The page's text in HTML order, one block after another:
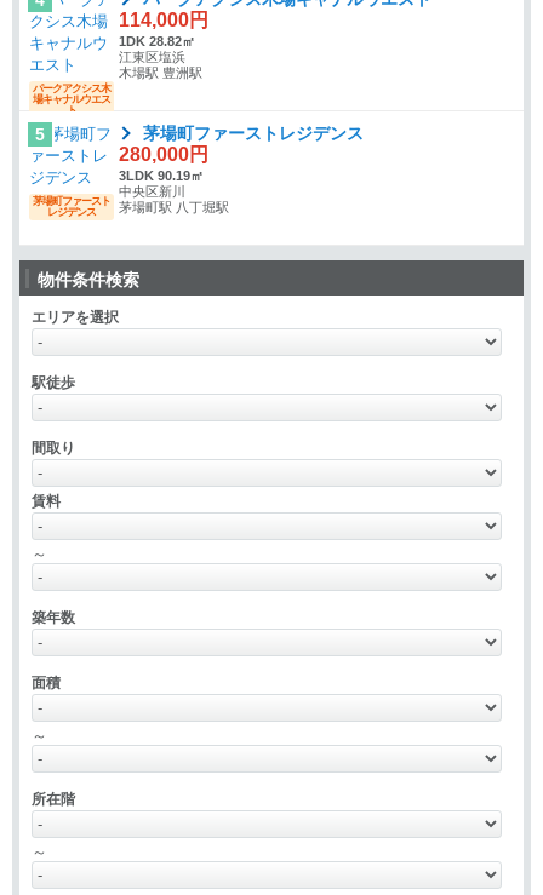
パークアクシス木
場キャナルウエス
ト
114,000円
1DK 28.82㎡
江東区塩浜
木場駅 豊洲駅
5
茅場町ファースト
レジデンス
茅場町ファーストレジデンス
280,000円
3LDK 90.19㎡
中央区新川
茅場町駅 八丁堀駅
物件条件検索
エリアを選択
駅徒歩
間取り
賃料
～
築年数
面積
～
所在階
～